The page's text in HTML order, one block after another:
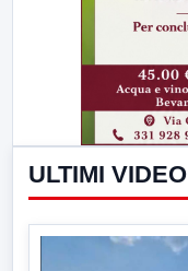
ULTIMI VIDEO